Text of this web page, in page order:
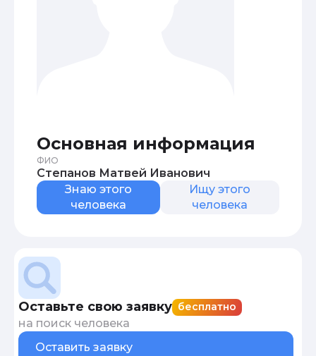
Основная информация
ФИО
Степанов Матвей Иванович
Знаю этого
человека
Ищу этого
человека
Оставьте свою заявку бесплатно
на поиск человека
Оставить заявку